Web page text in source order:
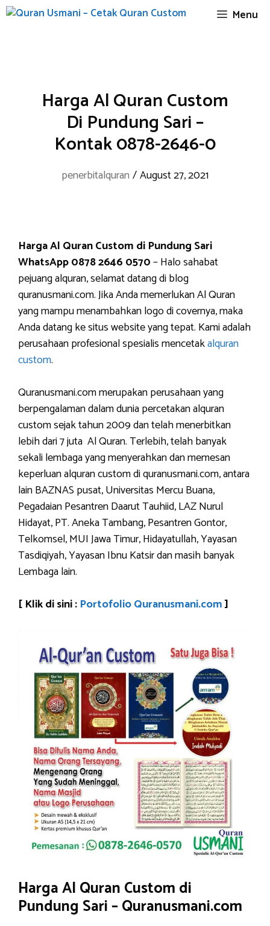
Skip
Menu
Harga Al Quran Custom
Di Pundung Sari –
Kontak 0878-2646-0
penerbitalquran /August 27, 2021
Harga Al Quran Custom di Pundung Sari
WhatsApp 0878 2646 0570– Halo sahabat
pejuang alquran, selamat datang di blog
quranusmani.com. Jika Anda memerlukan Al Quran
yang mampu menambahkan logo di covernya, maka
Anda datang ke situs website yang tepat. Kami adalah
perusahaan profesional spesialis mencetakalquran
custom.
Quranusmani.com merupakan perusahaan yang
berpengalaman dalam dunia percetakan alquran
custom sejak tahun 2009 dan telah menerbitkan
lebih dari 7 juta Al Quran. Terlebih, telah banyak
sekali lembaga yang menyerahkan dan memesan
keperluan alquran custom di quranusmani.com, antara
lain BAZNAS pusat, Universitas Mercu Buana,
Pegadaian Pesantren Daarut Tauhiid, LAZ Nurul
Hidayat, PT. Aneka Tambang, Pesantren Gontor,
Telkomsel, MUI Jawa Timur, Hidayatullah, Yayasan
Tasdiqiyah, Yayasan Ibnu Katsir dan masih banyak
Lembaga lain.
[ Klik di sini : Portofolio Quranusmani.com]
Harga Al Quran Custom di
Pundung Sari – Quranusmani.com